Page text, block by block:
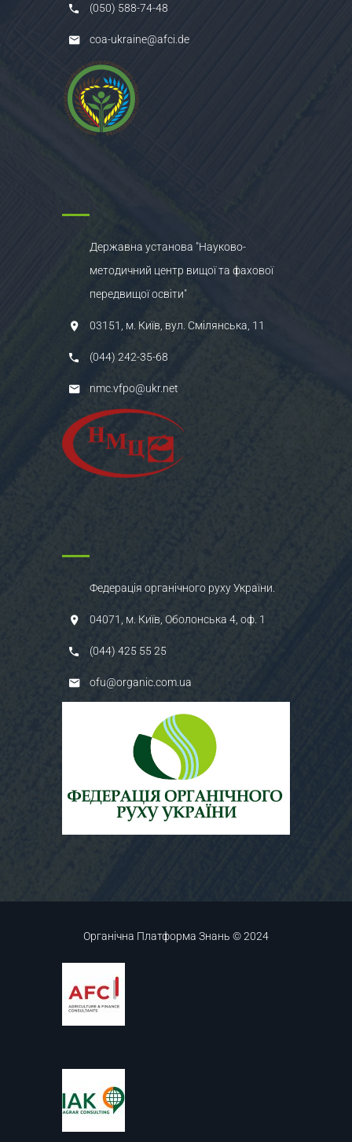
(050) 588-74-48
coa-ukraine@afci.de
Державна установа "Науково-
методичний центр вищої та фахової
передвищої освіти"
03151, м. Київ, вул. Смілянська, 11
(044) 242-35-68
nmc.vfpo@ukr.net
Федерація органічного руху України.
04071, м. Київ, Оболонська 4, оф. 1
(044) 425 55 25
ofu@organic.com.ua
Органічна Платформа Знань © 2024